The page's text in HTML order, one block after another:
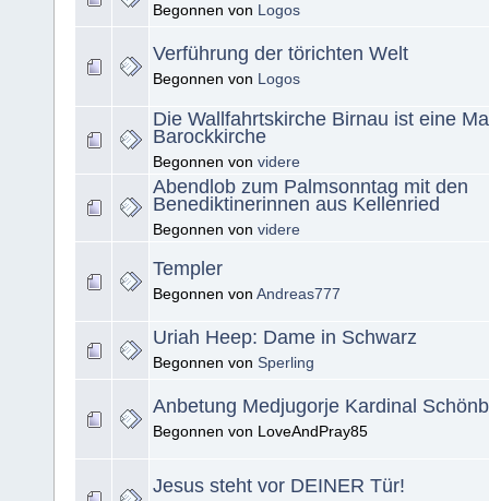
Begonnen von Logos
Verführung der törichten Welt
Begonnen von Logos
Die Wallfahrtskirche Birnau ist eine
Barockkirche
Begonnen von videre
Abendlob zum Palmsonntag mit den
Benediktinerinnen aus Kellenried
Begonnen von videre
Templer
Begonnen von Andreas777
Uriah Heep: Dame in Schwarz
Begonnen von Sperling
Anbetung Medjugorje Kardinal
Begonnen von LoveAndPray85
Jesus steht vor DEINER Tür!